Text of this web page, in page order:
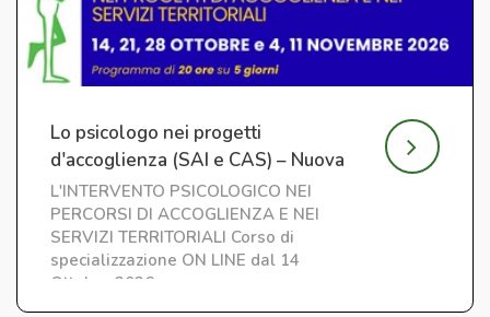
Lo psicologo nei progetti
d'accoglienza (SAI e CAS) – Nuova
edizione
L'INTERVENTO PSICOLOGICO NEI
PERCORSI DI ACCOGLIENZA E NEI
SERVIZI TERRITORIALI Corso di
specializzazione ON LINE dal 14
Ottobre 2026